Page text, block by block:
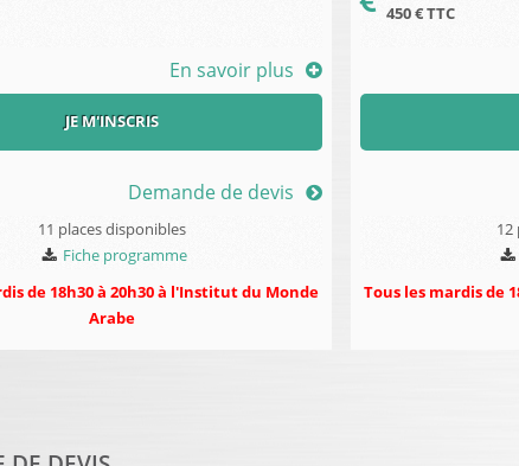
En savoir plus
JE M'INSCRIS
Demande de devis
11 places disponibles
Fiche programme
de 18h30 à 20h30 à l'Institut du Monde
Arabe
450€ TTC
12
Tous les mardis de